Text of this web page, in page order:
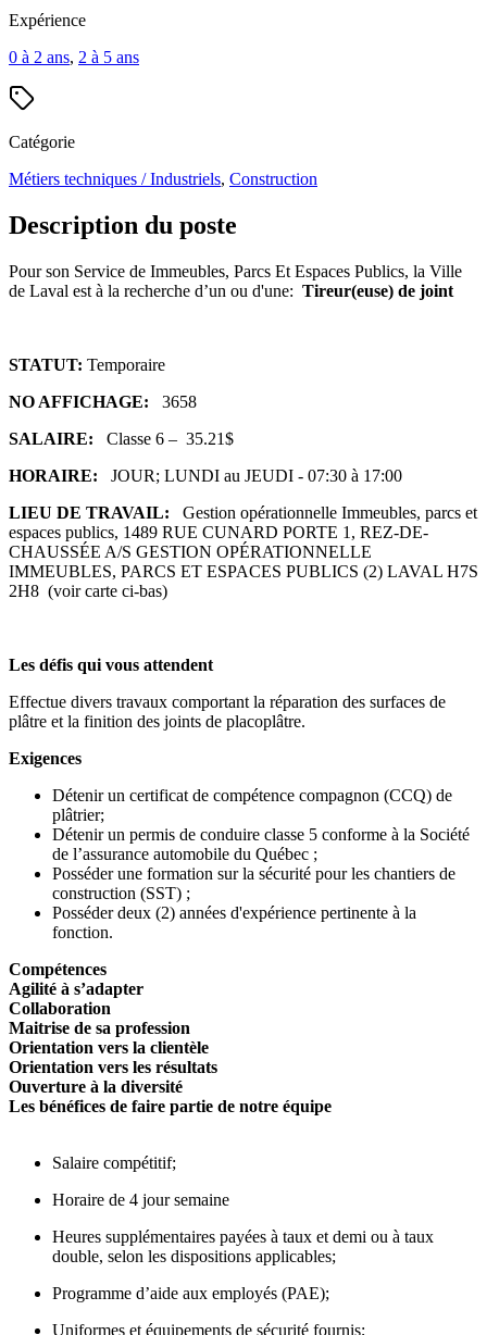
Expérience
0 à 2 ans, 2 à 5 ans
Catégorie
Métiers techniques / Industriels, Construction
Description du poste
Pour son Service de Immeubles, Parcs Et Espaces Publics, la Ville
de Laval est à la recherche d’un ou d'une: Tireur(euse) de joint
STATUT: Temporaire
NO AFFICHAGE: 3658
SALAIRE: Classe 6 – 35.21$
HORAIRE: JOUR; LUNDI au JEUDI - 07:30 à 17:00
LIEU DE TRAVAIL: Gestion opérationnelle Immeubles, parcs et
espaces publics, 1489 RUE CUNARD PORTE 1, REZ-DE-
CHAUSSÉE A/S GESTION OPÉRATIONNELLE
IMMEUBLES, PARCS ET ESPACES PUBLICS (2) LAVAL H7S
2H8 (voir carte ci-bas)
Les défis qui vous attendent
Effectue divers travaux comportant la réparation des surfaces de
plâtre et la finition des joints de placoplâtre.
Exigences
Détenir un certificat de compétence compagnon (CCQ) de
plâtrier;
Détenir un permis de conduire classe 5 conforme à la Société
de l’assurance automobile du Québec ;
Posséder une formation sur la sécurité pour les chantiers de
construction (SST) ;
Posséder deux (2) années d'expérience pertinente à la
fonction.
Compétences
Agilité à s’adapter
Collaboration
Maitrise de sa profession
Orientation vers la clientèle
Orientation vers les résultats
Ouverture à la diversité
Les bénéfices de faire partie de notre équipe
Salaire compétitif;
Horaire de 4 jour semaine
Heures supplémentaires payées à taux et demi ou à taux
double, selon les dispositions applicables;
Programme d’aide aux employés (PAE);
Uniformes et équipements de sécurité fournis;